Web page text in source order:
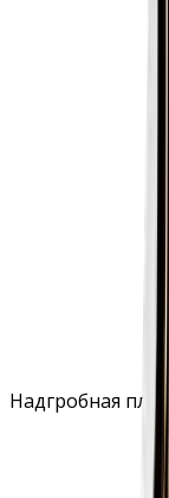
Надгробная плита